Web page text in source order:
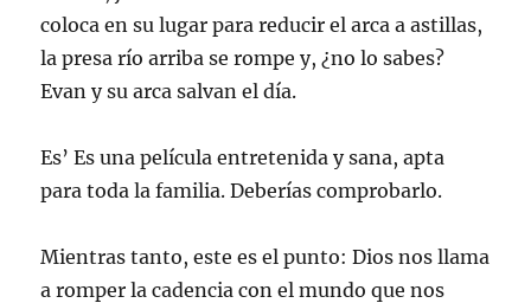
coloca en su lugar para reducir el arca a astillas,
la presa río arriba se rompe y, ¿no lo sabes?
Evan y su arca salvan el día.
Es’ Es una película entretenida y sana, apta
para toda la familia. Deberías comprobarlo.
Mientras tanto, este es el punto: Dios nos llama
a romper la cadencia con el mundo que nos